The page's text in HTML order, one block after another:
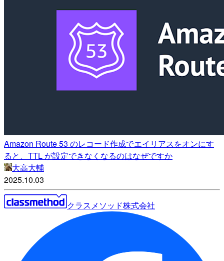
Amazon Route 53 のレコード作成でエイリアスをオンにす
ると、TTL が設定できなくなるのはなぜですか
大高大輔
2025.10.03
クラスメソッド株式会社